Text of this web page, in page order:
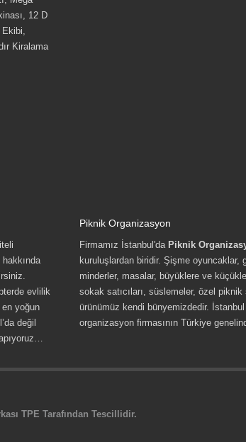
12 D
Kiralama
evlilik
yoğun
değil
Piknik Organizasyon
Firmamız İstanbul'da Piknik
kuruluşlardan biridir. Şişme oyuncaklar,
minderler, masalar, büyüklere ve
sokak satıcıları, süslemeler, özel
ürünümüz kendi bünyemizdedir.
organizasyon firmasının Türkiye
TPE Tarafından Tescillidir.